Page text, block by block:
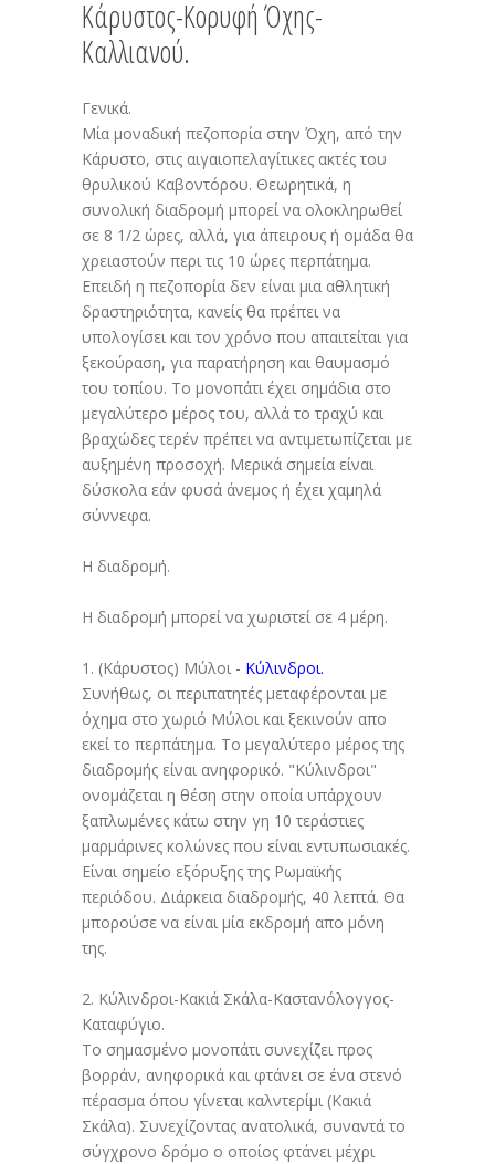
Κάρυστος-Κορυφή Όχης-
Καλλιανού.
Γενικά.
Μία μοναδική πεζοπορία στην Όχη, από την
Κάρυστο, στις αιγαιοπελαγίτικες ακτές του
θρυλικού Καβοντόρου. Θεωρητικά, η
συνολική διαδρομή μπορεί να ολοκληρωθεί
σε 8 1/2 ώρες, αλλά, για άπειρους ή ομάδα θα
χρειαστούν περι τις 10 ώρες περπάτημα.
Επειδή η πεζοπορία δεν είναι μια αθλητική
δραστηριότητα, κανείς θα πρέπει να
υπολογίσει και τον χρόνο που απαιτείται για
ξεκούραση, για παρατήρηση και θαυμασμό
του τοπίου. Το μονοπάτι έχει σημάδια στο
μεγαλύτερο μέρος του, αλλά το τραχύ και
βραχώδες τερέν πρέπει να αντιμετωπίζεται με
αυξημένη προσοχή. Μερικά σημεία είναι
δύσκολα εάν φυσά άνεμος ή έχει χαμηλά
σύννεφα.
Η διαδρομή.
Η διαδρομή μπορεί να χωριστεί σε 4 μέρη.
1. (Κάρυστος) Μύλοι - Κύλινδροι.
Συνήθως, οι περιπατητές μεταφέρονται με
όχημα στο χωριό Μύλοι και ξεκινούν απο
εκεί το περπάτημα. Το μεγαλύτερο μέρος της
διαδρομής είναι ανηφορικό. "Κύλινδροι"
ονομάζεται η θέση στην οποία υπάρχουν
ξαπλωμένες κάτω στην γη 10 τεράστιες
μαρμάρινες κολώνες που είναι εντυπωσιακές.
Είναι σημείο εξόρυξης της Ρωμαϊκής
περιόδου. Διάρκεια διαδρομής, 40 λεπτά. Θα
μπορούσε να είναι μία εκδρομή απο μόνη
της.
2. Κύλινδροι-Κακιά Σκάλα-Καστανόλογγος-
Καταφύγιο.
Το σημασμένο μονοπάτι συνεχίζει προς
βορράν, ανηφορικά και φτάνει σε ένα στενό
πέρασμα όπου γίνεται καλντερίμι (Κακιά
Σκάλα). Συνεχίζοντας ανατολικά, συναντά το
σύγχρονο δρόμο ο οποίος φτάνει μέχρι